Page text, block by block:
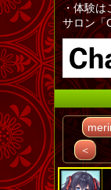
・体験は
サロン「
＜